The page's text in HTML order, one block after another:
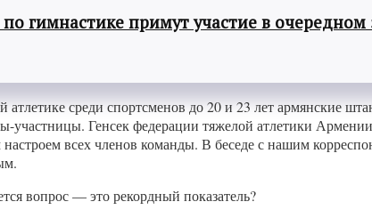
гимнастике примут участие в очередном
среди спортсменов до 20 и 23 лет армянские
участницы. Генсек федерации тяжелой атлетики
всех членов команды. В беседе с нашим
вопрос — это рекордный показатель?